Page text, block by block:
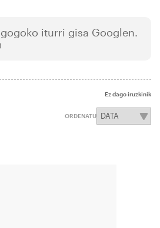
gogoko iturri gisa Googlen.
Ez dago iruzkinik
ORDENATU